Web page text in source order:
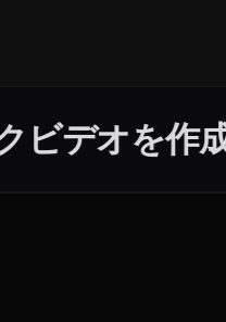
成 // 独自